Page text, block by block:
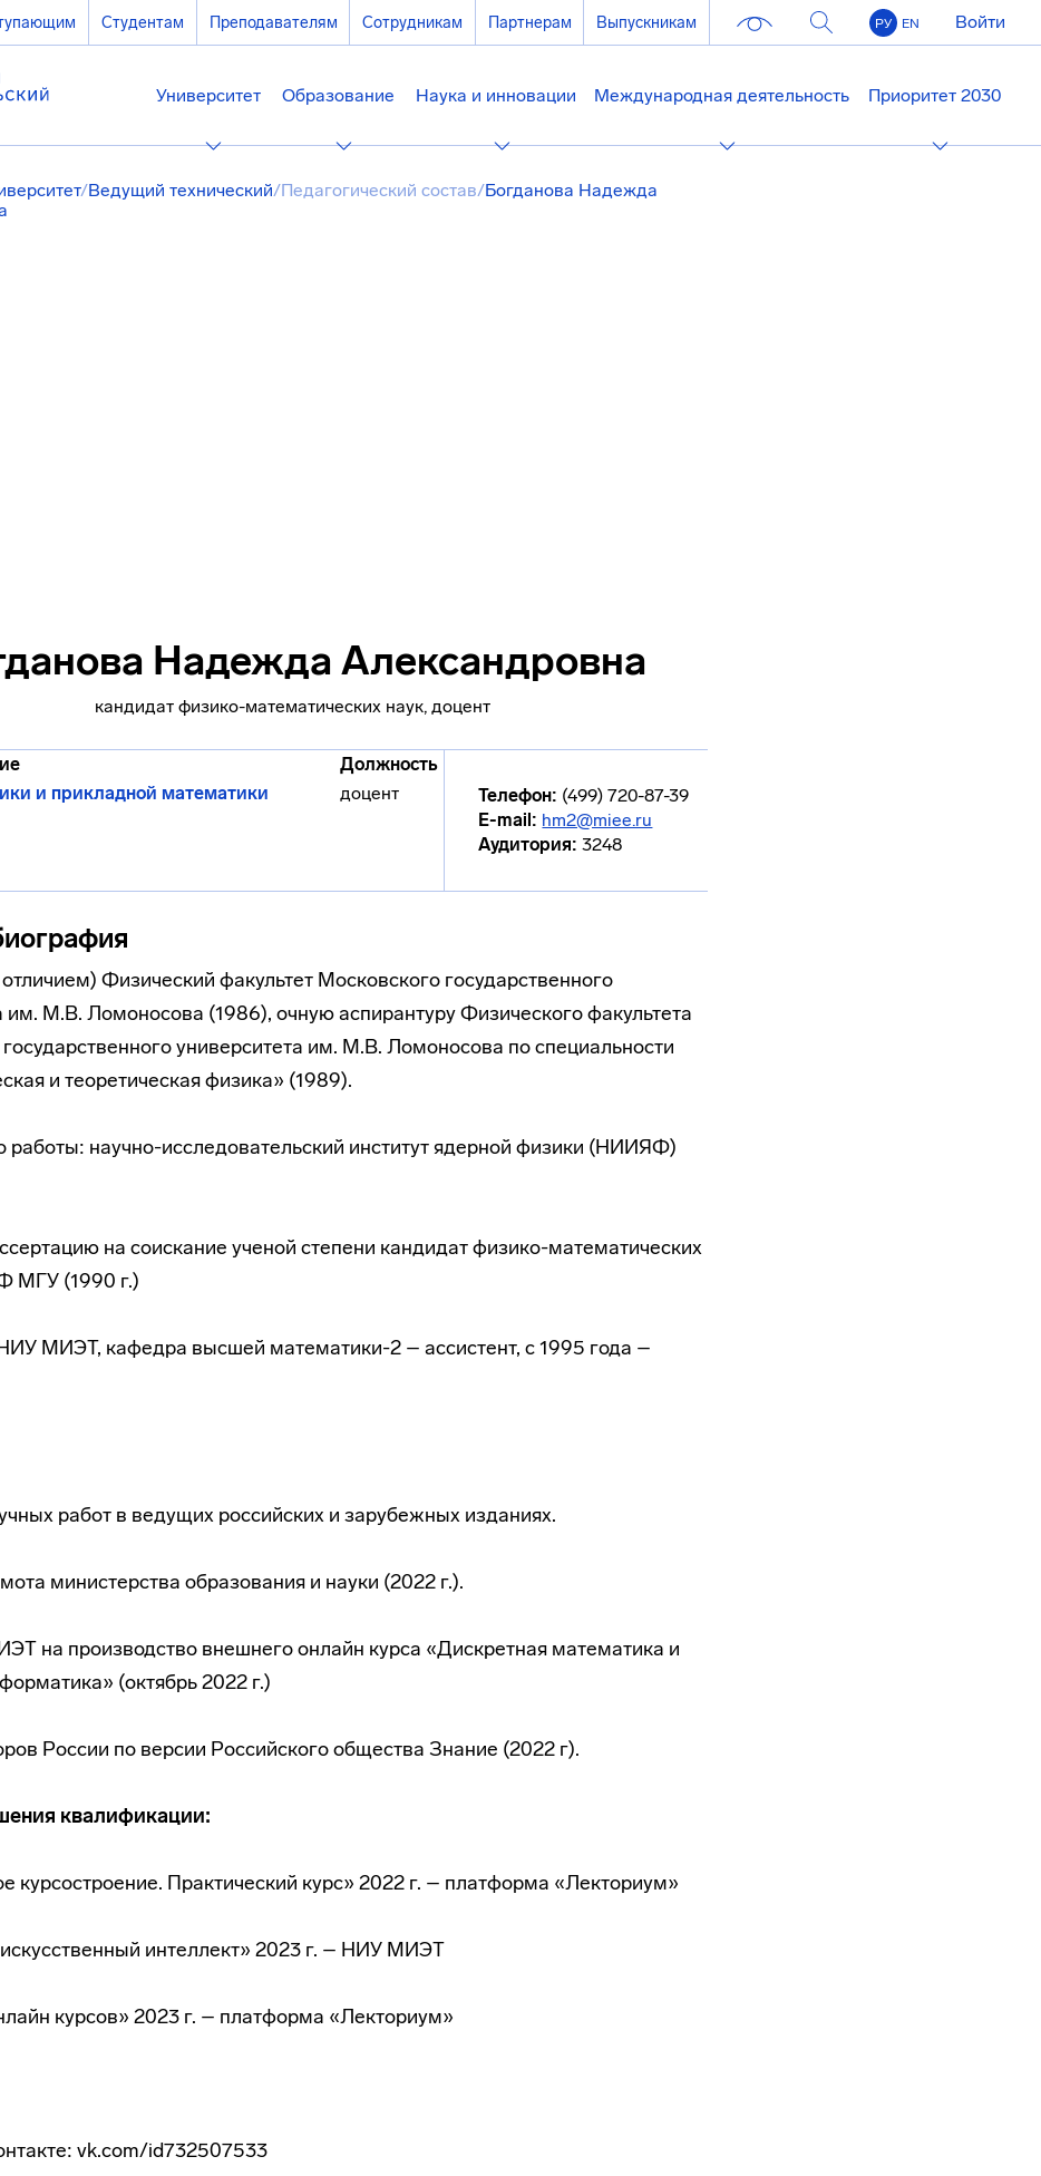
Студентам Преподавателям Сотрудникам Партнерам Выпускникам РУ EN Войти
Университет Образование Наука и инновации Международная деятельность Приоритет 2030
/Ведущий технический/Педагогический состав/Богданова Надежда
Надежда Александровна
кандидат физико-математических наук, доцент
Должность
и прикладной математики
доцент Телефон: (499) 720-87-39
E-mail: hm2@miee.ru
Аудитория: 3248
Физический факультет Московского государственного
им. М.В. Ломоносова (1986), очную аспирантуру Физического факультета
университета им. М.В. Ломоносова по специальности
и теоретическая физика» (1989).
работы: научно-исследовательский институт ядерной физики (НИИЯФ)
на соискание ученой степени кандидат физико-математических
МГУ (1990 г.)
МИЭТ, кафедра высшей математики-2 – ассистент, с 1995 года –
работ в ведущих российских и зарубежных изданиях.
министерства образования и науки (2022 г.).
на производство внешнего онлайн курса «Дискретная математика и
(октябрь 2022 г.)
России по версии Российского общества Знание (2022 г).
квалификации:
курсостроение. Практический курс» 2022 г. – платформа «Лекториум»
интеллект» 2023 г. – НИУ МИЭТ
курсов» 2023 г. – платформа «Лекториум»
vk.com/id732507533